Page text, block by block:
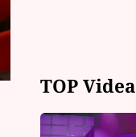
TOP Videa